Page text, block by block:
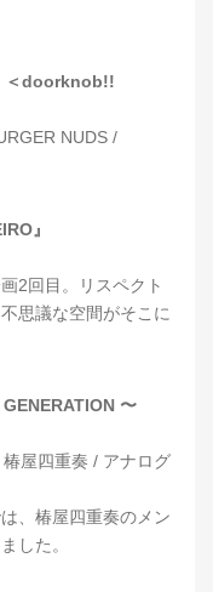
＜doorknob!!
NUDS /
』
2回目。リスペクト
思議な空間がそこに
〜
屋四重奏 / アナログ
、椿屋四重奏のメン
した。